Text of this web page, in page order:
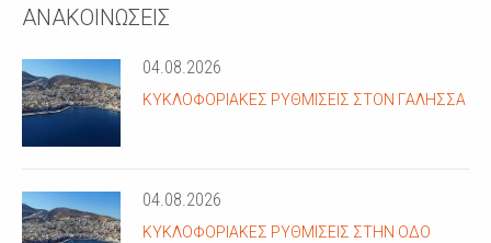
ΑΝΑΚΟΙΝΩΣΕΙΣ
04.08.2026
ΚΥΚΛΟΦΟΡΙΑΚΈΣ ΡΥΘΜΊΣΕΙΣ ΣΤΟΝ ΓΑΛΗΣΣΆ
04.08.2026
ΚΥΚΛΟΦΟΡΙΑΚΈΣ ΡΥΘΜΊΣΕΙΣ ΣΤΗΝ ΟΔΌ